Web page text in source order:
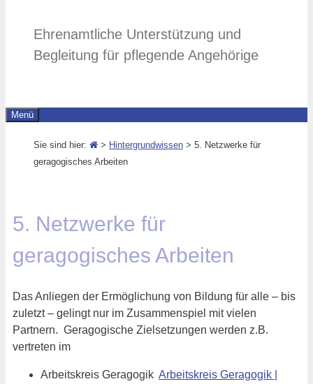
Ehrenamtliche Unterstützung und
Begleitung für pflegende Angehörige
Menü
Sie sind hier: > Hintergrundwissen > 5. Netzwerke für
geragogisches Arbeiten
5. Netzwerke für
geragogisches Arbeiten
Das Anliegen der Ermöglichung von Bildung für alle – bis
zuletzt – gelingt nur im Zusammenspiel mit vielen
Partnern. Geragogische Zielsetzungen werden z.B.
vertreten im
Arbeitskreis Geragogik Arbeitskreis Geragogik |